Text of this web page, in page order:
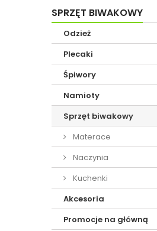
SPRZĘT BIWAKOWY
Odzież
Plecaki
Śpiwory
Namioty
Sprzęt biwakowy
Materace
Naczynia
Kuchenki
Akcesoria
Promocje na główną